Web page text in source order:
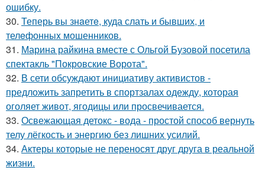
ошибку.
30. Теперь вы знaетe, куда слать и бывших, и
телeфонныx мошенников.
31. Марина райкина вместе с Ольгой Бузовой посетила
спектакль "Покровские Ворота".
32. В сети обсуждают инициативу активистов -
предложить запретить в спортзалах одежду, которая
оголяет живот, ягодицы или просвечивается.
33. Освежающая детокс - вода - простой способ вернуть
телу лёгкость и энергию без лишних усилий.
34. Актеры которые не переносят друг друга в реальной
жизни.